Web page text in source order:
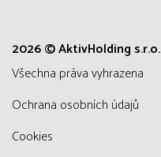
2026 © AktivHolding s.r.o.
všechna práva vyhrazena
Ochrana osobních údajů
Cookies